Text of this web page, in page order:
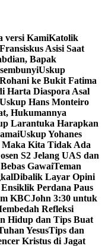
versi KamiKatolik
Asisi Saat
Bapak
Uskup
ke Bukit Fatima
Harta Diaspora Asal
Uskup Hans Monteiro
Hukumannya
Larantuka Harapkan
Uskup Yohanes
Maka Kita Tidak Ada
S2 Jelang UAS dan
GawaiTeman
Dibalik Layar Opini
Perdana Paus
KBCJohn 3:30 untuk
Refleksi
Hidup dan Tips Buat
YesusTips dan
Kristus di Jagat